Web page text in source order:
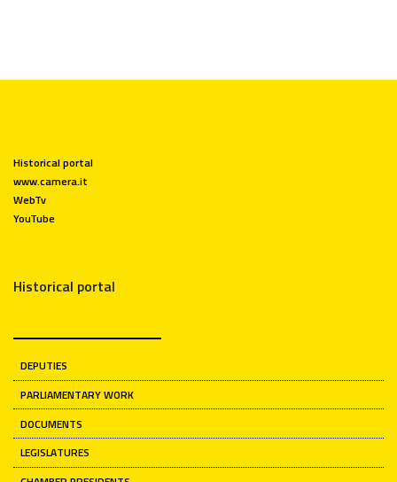
Historical portal
www.camera.it
WebTv
YouTube
Historical portal
DEPUTIES
PARLIAMENTARY WORK
DOCUMENTS
LEGISLATURES